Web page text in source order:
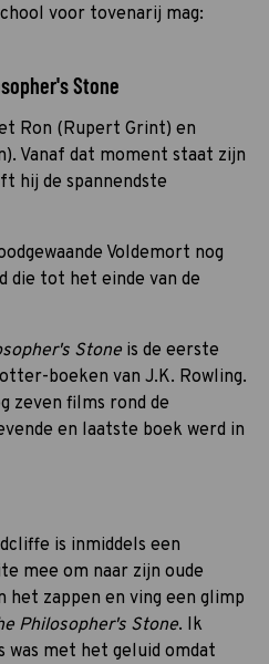
voor tovenarij mag:
Stone
Ron (Rupert Grint) en
Vanaf dat moment staat zijn
hij de spannendste
Voldemort nog
die tot het einde van de
Stone is de eerste
boeken van J.K. Rowling.
zeven films rond de
en laatste boek werd in
is inmiddels een
mee om naar zijn oude
het zappen en ving een glimp
Philosopher's Stone. Ik
met het geluid omdat